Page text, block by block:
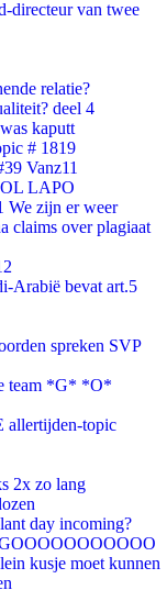
directeur van twee
relatie?
deel 4
kaputt
# 1819
Vanz11
LAPO
We zijn er weer
claims over plagiaat
Arabië bevat art.5
spreken SVP
team *G* *O*
allertijden-topic
2x zo lang
day incoming?
kusje moet kunnen